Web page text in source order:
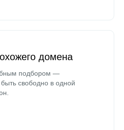
домена
подбором —
свободно в одной